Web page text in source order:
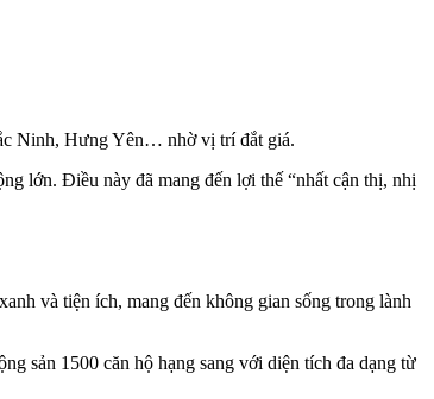
Ninh, Hưng Yên… nhờ vị trí đắt giá.
lớn. Điều này đã mang đến lợi thế “nhất cận thị, nhị
và tiện ích, mang đến không gian sống trong lành
sản 1500 căn hộ hạng sang với diện tích đa dạng từ